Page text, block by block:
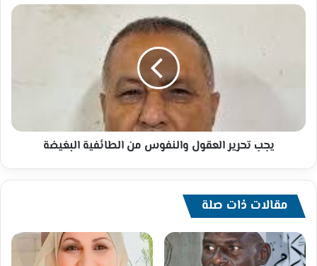
يجب
يجب تحرير العقول والنفوس من الطائفية البغيضة
مقالات ذات صلة